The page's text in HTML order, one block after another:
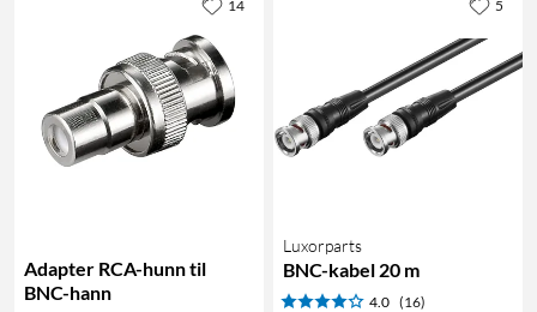
Adapter RCA-hunn til
BNC-hann
14
Luxorparts
BNC-kabel 20 m
4.0 (16)
5